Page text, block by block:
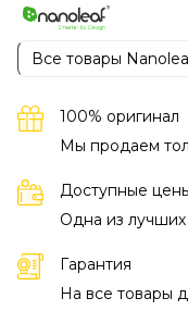
Все товары
100% оригинал
Мы продаем
Доступные
Одна из
Гарантия
На все товары